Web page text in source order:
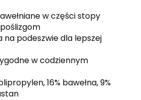
w części stopy
na podeszwie dla lepszej
w codziennym
16% bawełna, 9%